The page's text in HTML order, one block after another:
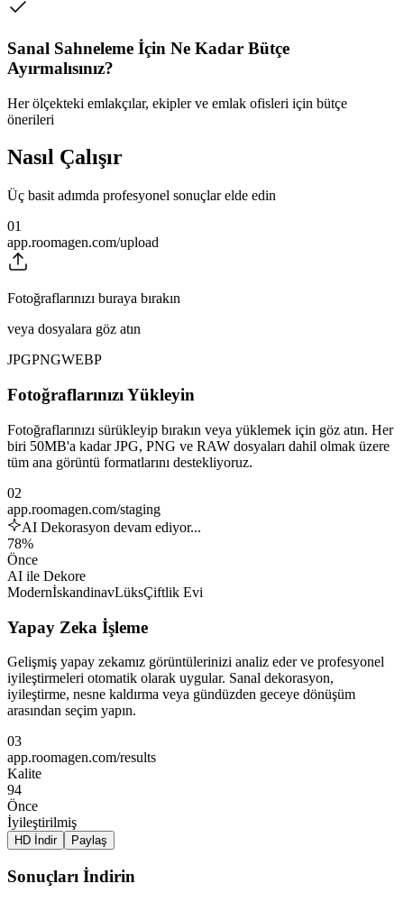
Sanal Sahneleme İçin Ne Kadar Bütçe
Ayırmalısınız?
Her ölçekteki emlakçılar, ekipler ve emlak ofisleri için bütçe
önerileri
Nasıl Çalışır
Üç basit adımda profesyonel sonuçlar elde edin
01
app.roomagen.com/upload
Fotoğraflarınızı buraya bırakın
veya dosyalara göz atın
JPGPNGWEBP
Fotoğraflarınızı Yükleyin
Fotoğraflarınızı sürükleyip bırakın veya yüklemek için göz atın. Her
biri 50MB'a kadar JPG, PNG ve RAW dosyaları dahil olmak üzere
tüm ana görüntü formatlarını destekliyoruz.
02
app.roomagen.com/staging
AI Dekorasyon devam ediyor...
78%
Önce
AI ile Dekore
ModernİskandinavLüksÇiftlik Evi
Yapay Zeka İşleme
Gelişmiş yapay zekamız görüntülerinizi analiz eder ve profesyonel
iyileştirmeleri otomatik olarak uygular. Sanal dekorasyon,
iyileştirme, nesne kaldırma veya gündüzden geceye dönüşüm
arasından seçim yapın.
03
app.roomagen.com/results
Kalite
94
Önce
İyileştirilmiş
HD İndir Paylaş
Sonuçları İndirin